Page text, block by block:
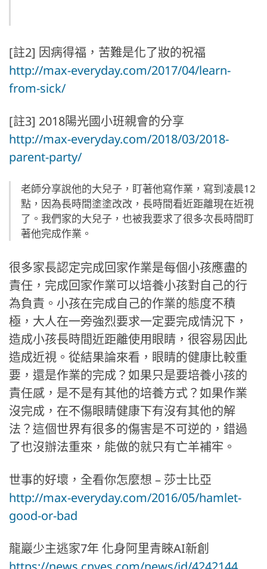
[註2] 因病得福，苦難是化了妝的祝福
http://max-everyday.com/2017/04/learn-
from-sick/
[註3] 2018陽光國小班親會的分享
http://max-everyday.com/2018/03/2018-
parent-party/
老師分享說他的大兒子，盯著他寫作業，寫到凌晨12
點，因為長時間塗塗改改，長時間看近距離現在近視
了。我們家的大兒子，也被我要求了很多次長時間盯
著他完成作業。
很多家長認定完成回家作業是每個小孩應盡的
責任，完成回家作業可以培養小孩對自己的行
為負責。小孩在完成自己的作業的態度不積
極，大人在一旁強烈要求一定要完成情況下，
造成小孩長時間近距離使用眼睛，很容易因此
造成近視。從結果論來看，眼睛的健康比較重
要，還是作業的完成？如果只是要培養小孩的
責任感，是不是有其他的培養方式？如果作業
沒完成，在不傷眼睛健康下有沒有其他的解
法？這個世界有很多的傷害是不可逆的，錯過
了也沒辦法重來，能做的就只有亡羊補牢。
世事的好壞，全看你怎麼想 – 莎士比亞
http://max-everyday.com/2016/05/hamlet-
good-or-bad
龍巖少主逃家7年 化身阿里青睞AI新創